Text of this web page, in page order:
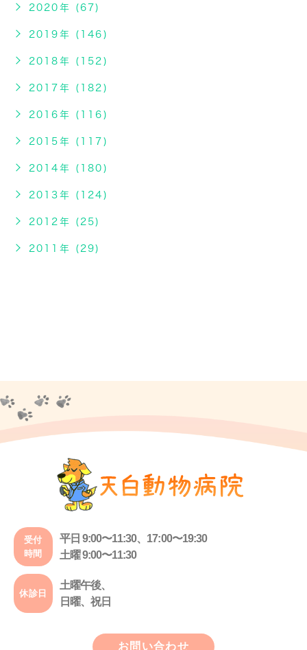
2020年 (67)
2019年 (146)
2018年 (152)
2017年 (182)
2016年 (116)
2015年 (117)
2014年 (180)
2013年 (124)
2012年 (25)
2011年 (29)
受付
時間
平日 9:00〜11:30、17:00〜19:30
土曜 9:00〜11:30
休診日
土曜午後、
日曜、祝日
お問い合わせ